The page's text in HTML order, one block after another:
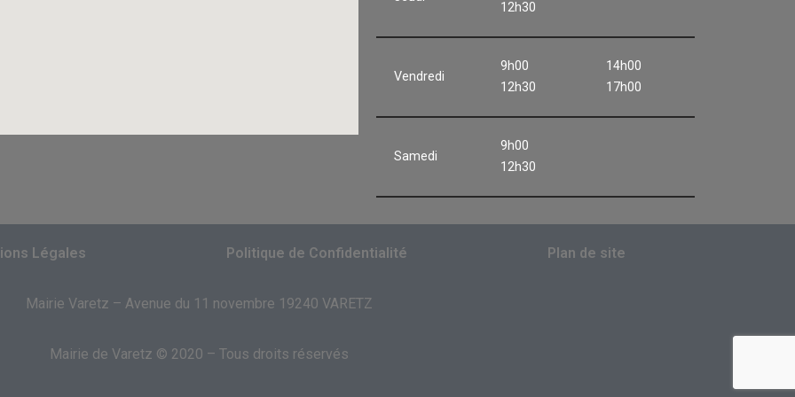
12h30
Vendredi
9h00
12h30
14h00
17h00
Samedi
9h00
12h30
Légales Politique de Confidentialité Plan de site
Mairie Varetz – Avenue du 11 novembre 19240 VARETZ
Mairie de Varetz © 2020 – Tous droits réservés